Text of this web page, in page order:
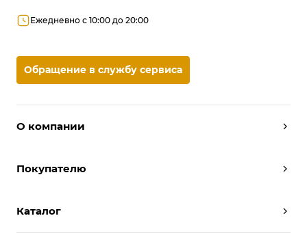
О компании
Условия работы
Отзывы
Покупателю
Вызвать дизайнера
Реализованные проекты
Каталог
Шкафы
Ежедневно с 10:00 до 20:00
Обращение в службу сервиса